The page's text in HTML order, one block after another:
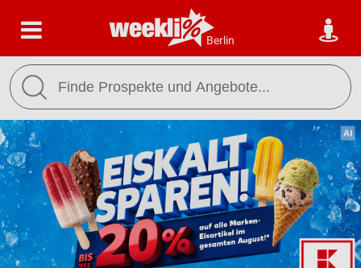
Berlin